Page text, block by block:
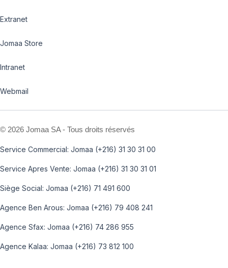
Extranet
Jomaa Store
Intranet
Webmail
© 2026 Jomaa SA - Tous droits réservés
Service Commercial: Jomaa (+216) 31 30 31 00
Service Apres Vente: Jomaa (+216) 31 30 31 01
Siège Social: Jomaa (+216) 71 491 600
Agence Ben Arous: Jomaa (+216) 79 408 241
Agence Sfax: Jomaa (+216) 74 286 955
Agence Kalaa: Jomaa (+216) 73 812 100